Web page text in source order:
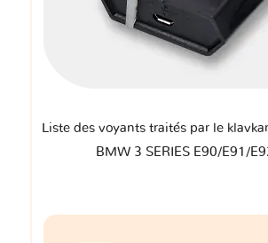
Liste des voyants traités par le
BMW 3 SERIES E90/E91/